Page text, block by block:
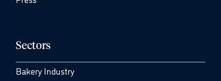
Sectors
Bakery Industry